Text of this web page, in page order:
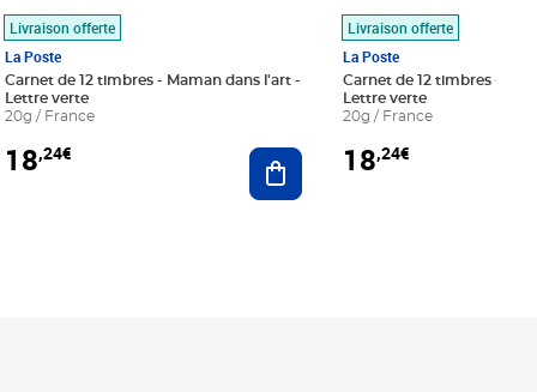
au panier
Livraison offerte
La Poste
Carnet de 12 timbres - Maman dans l'art -
Lettre verte
20g / France
18,24€ Ajouter au panier
Livraison offerte
La Poste
Carnet de 12 timbres - Le
Lettre verte
20g / France
18,24€